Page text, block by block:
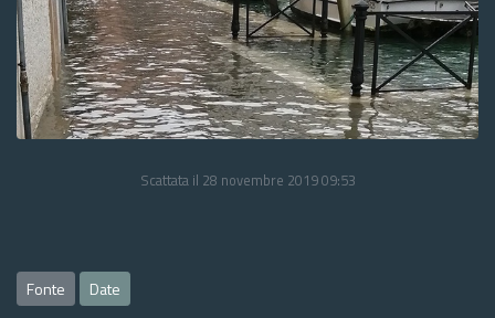
Scattata il 28 novembre 2019 09:53
Fonte Date